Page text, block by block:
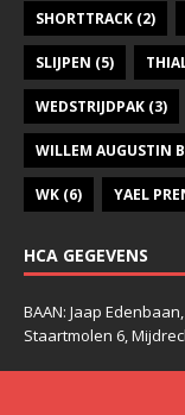
SHORTTRACK (2)
SLIJPEN (5)
WEDSTRIJDPAK (3)
WILLEM AUGUSTIN
WK (6) YAEL
HCA GEGEVENS
BAAN: Jaap
Staartmolen 6,